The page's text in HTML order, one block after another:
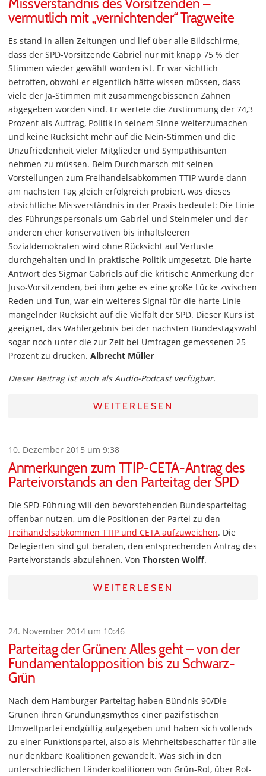
Missverständnis des Vorsitzenden –
vermutlich mit „vernichtender“ Tragweite
Es stand in allen Zeitungen und lief über alle Bildschirme,
dass der SPD-Vorsitzende Gabriel nur mit knapp 75 % der
Stimmen wieder gewählt worden ist. Er war sichtlich
betroffen, obwohl er eigentlich hätte wissen müssen, dass
viele der Ja-Stimmen mit zusammengebissenen Zähnen
abgegeben worden sind. Er wertete die Zustimmung der 74,3
Prozent als Auftrag, Politik in seinem Sinne weiterzumachen
und keine Rücksicht mehr auf die Nein-Stimmen und die
Unzufriedenheit vieler Mitglieder und Sympathisanten
nehmen zu müssen. Beim Durchmarsch mit seinen
Vorstellungen zum Freihandelsabkommen TTIP wurde dann
am nächsten Tag gleich erfolgreich probiert, was dieses
absichtliche Missverständnis in der Praxis bedeutet: Die Linie
des Führungspersonals um Gabriel und Steinmeier und der
anderen eher konservativen bis inhaltsleeren
Sozialdemokraten wird ohne Rücksicht auf Verluste
durchgehalten und in praktische Politik umgesetzt. Die harte
Antwort des Sigmar Gabriels auf die kritische Anmerkung der
Juso-Vorsitzenden, bei ihm gebe es eine große Lücke zwischen
Reden und Tun, war ein weiteres Signal für die harte Linie
mangelnder Rücksicht auf die Vielfalt der SPD. Dieser Kurs ist
geeignet, das Wahlergebnis bei der nächsten Bundestagswahl
sogar noch unter die zur Zeit bei Umfragen gemessenen 25
Prozent zu drücken. Albrecht Müller
Dieser Beitrag ist auch als Audio-Podcast verfügbar.
WEITERLESEN
10. Dezember 2015 um 9:38
Anmerkungen zum TTIP-CETA-Antrag des
Parteivorstands an den Parteitag der SPD
Die SPD-Führung will den bevorstehenden Bundesparteitag
offenbar nutzen, um die Positionen der Partei zu den
Freihandelsabkommen TTIP und CETA aufzuweichen. Die
Delegierten sind gut beraten, den entsprechenden Antrag des
Parteivorstands abzulehnen. Von Thorsten Wolff.
WEITERLESEN
24. November 2014 um 10:46
Parteitag der Grünen: Alles geht – von der
Fundamentalopposition bis zu Schwarz-
Grün
Nach dem Hamburger Parteitag haben Bündnis 90/Die
Grünen ihren Gründungsmythos einer pazifistischen
Umweltpartei endgültig aufgegeben und haben sich vollends
zu einer Funktionspartei, also als Mehrheitsbeschaffer für alle
nur denkbare Koalitionen gewandelt. Was sich in den
unterschiedlichen Länderkoalitionen von Grün-Rot, über Rot-